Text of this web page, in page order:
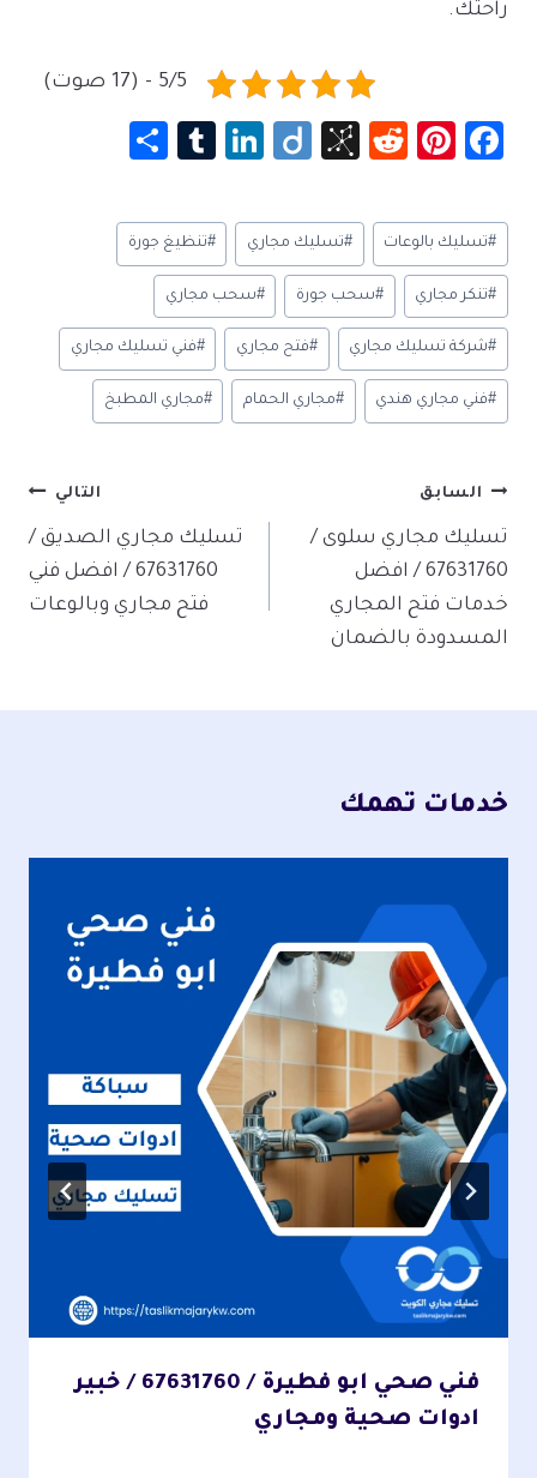
راحتك.
5/5 - (17 صوت)
Fa
e
b
o
ok
Pi
er
es
t
R
d
di
t
Bi
S
o
n
o
m
y
Di
o
Li
e
dI
n
Tu
bl
r
ar
e
وسوم
المقال:
#تسليك بالوعات #تسليك مجاري #تنظيغ جورة
#تنكر مجاري #سحب جورة #سحب مجاري
#شركة تسليك مجاري #فتح مجاري #فني تسليك مجاري
#فني مجاري هندي #مجاري الحمام #مجاري المطبخ
تصفّح
المقالات
السابق
تسليك مجاري سلوى /
67631760 / افضل
خدمات فتح المجاري
المسدودة بالضمان
التالي
تسليك مجاري الصديق /
67631760 / افضل فني
فتح مجاري وبالوعات
خدمات تهمك
فني صحي ابو فطيرة / 67631760 / خبير
ادوات صحية ومجاري